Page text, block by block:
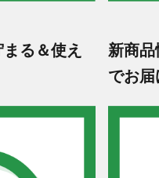
る＆使え
新商
でお届